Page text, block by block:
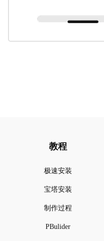
教程
极速安装
宝塔安装
制作过程
PBulider